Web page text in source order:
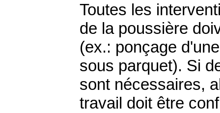
Toutes les
de la poussière
(ex.: ponçage
sous parquet). Si
sont nécessaires,
travail doit être